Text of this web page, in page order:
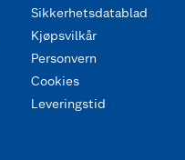
Sikkerhetsdatablad
Kjøpsvilkår
Personvern
Cookies
Leveringstid